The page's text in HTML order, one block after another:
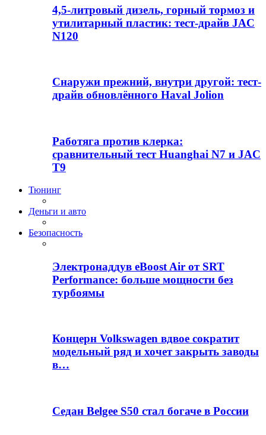
4,5-литровый дизель, горный тормоз и
утилитарный пластик: тест-драйв JAC
N120
Снаружи прежний, внутри другой: тест-
драйв обновлённого Haval Jolion
Работяга против клерка:
сравнительный тест Huanghai N7 и JAC
T9
Тюнинг
Деньги и авто
Безопасность
Электронаддув eBoost Air от SRT
Performance: больше мощности без
турбоямы
Концерн Volkswagen вдвое сократит
модельный ряд и хочет закрыть заводы
в…
Седан Belgee S50 стал богаче в России